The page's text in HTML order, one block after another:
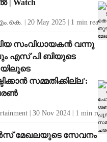
| Watch
20 May 2025 1 min read
സംവിധായകൻ വന്നു
എസ് പി ബിയുടെ
സമ്മതിക്കില്ല':
30 Nov 2024 1 min read
മേഖലയുടെ സേവനം